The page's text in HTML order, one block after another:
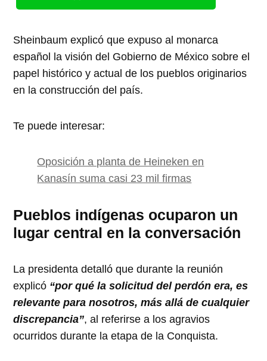
Sheinbaum explicó que expuso al monarca
español la visión del Gobierno de México sobre el
papel histórico y actual de los pueblos originarios
en la construcción del país.
Te puede interesar:
Oposición a planta de Heineken en
Kanasín suma casi 23 mil firmas
Pueblos indígenas ocuparon un
lugar central en la conversación
La presidenta detalló que durante la reunión
explicó “por qué la solicitud del perdón era, es
relevante para nosotros, más allá de cualquier
discrepancia”, al referirse a los agravios
ocurridos durante la etapa de la Conquista.